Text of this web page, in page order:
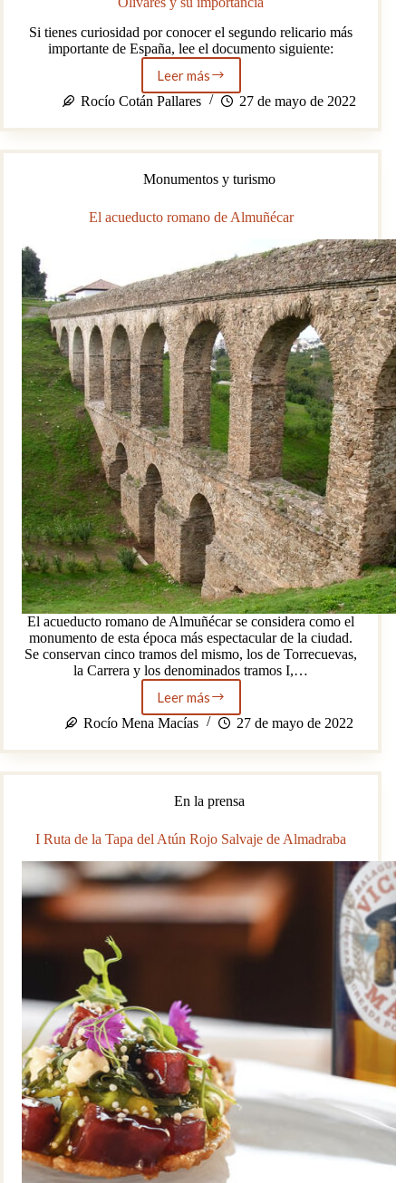
Si tienes curiosidad por conocer el segundo relicario más
importante de España, lee el documento siguiente:
Leer másRelicario
de
colegiata
de
María
las
Olivares
y
su
importancia
Rocío Cotán Pallares 27 de mayo de 2022
Monumentos y turismo
El acueducto romano de Almuñécar
El acueducto romano de Almuñécar se considera como el
monumento de esta época más espectacular de la ciudad.
Se conservan cinco tramos del mismo, los de Torrecuevas,
la Carrera y los denominados tramos I,…
Leer más
El
acueducto
de
Almuñécar
Rocío Mena Macías 27 de mayo de 2022
En la prensa
I Ruta de la Tapa del Atún Rojo Salvaje de Almadraba